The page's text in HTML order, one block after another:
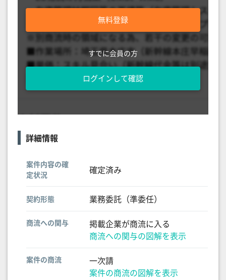
無料登録
すでに会員の方
ログインして確認
詳細情報
案件内容の確
定状況
確定済み
契約形態 業務委託（準委任）
商流への関与
掲載企業が商流に入る
商流への関与の図解を表示
案件の商流
一次請
案件の商流の図解を表示